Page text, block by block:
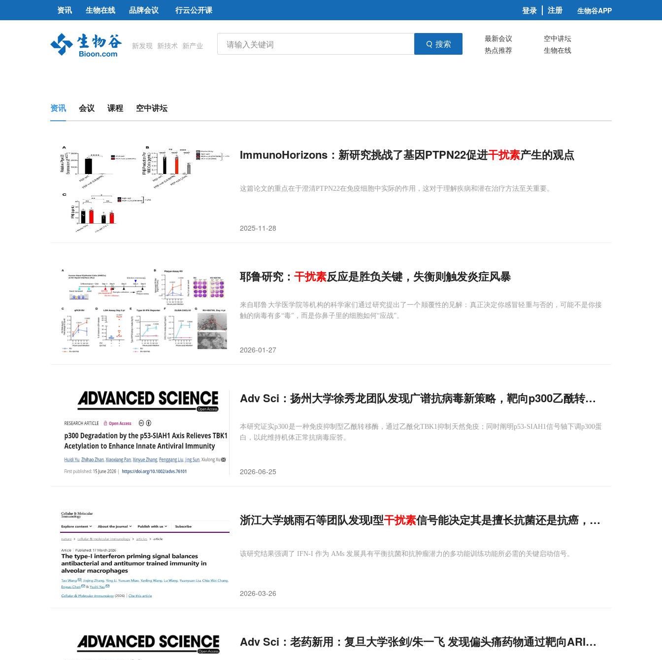
资讯 生物在线 品牌会议 行云公开课 登录 注册 生物谷APP
搜索 最新会议
空中讲坛
热点推荐
生物在线
资讯 会议 课程 空中讲坛
ImmunoHorizons：新研究挑战了基因PTPN22促进干扰素产生的观点
这篇论文的重点在于澄清PTPN22在免疫细胞中实际的作用，这对于理解疾病和潜在治疗方法至关重要。
2025-11-28
耶鲁研究： 干扰素反应是胜负关键，失衡则触发炎症风暴
来自耶鲁大学医学院等机构的科学家们通过研究提出了一个颠覆性的见解：真正决定你感冒轻重与否的，可能不是你接
触的病毒有多“毒”，而是你鼻子里的细胞如何“应战”。
2026-01-27
Adv Sci：扬州大学徐秀龙团队发现广谱抗病毒新策略，靶向p300乙酰转移酶活性可解
本研究证实p300是一种免疫抑制型乙酰转移酶，通过乙酰化TBK1抑制天然免疫；同时阐明p53-SIAH1信号轴下调p300蛋
白，以此维持机体正常抗病毒应答。
2026-06-25
浙江大学姚雨石等团队发现I型干扰素信号能决定其是擅长抗菌还是抗癌，为肺部免疫平
该研究结果强调了 IFN-I 作为 AMs 发展具有平衡抗菌和抗肿瘤潜力的多功能训练功能所必需的关键启动信号。
2026-03-26
Adv Sci：老药新用：复旦大学张剑/朱一飞 发现偏头痛药物通过靶向ARID3A重启